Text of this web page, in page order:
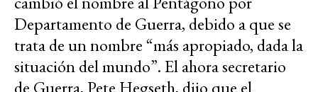
Departamento de Guerra, debido a que se
trata de un nombre “más apropiado, dada la
situación del mundo”. El ahora secretario
de Guerra, Pete Hegseth, dijo que el